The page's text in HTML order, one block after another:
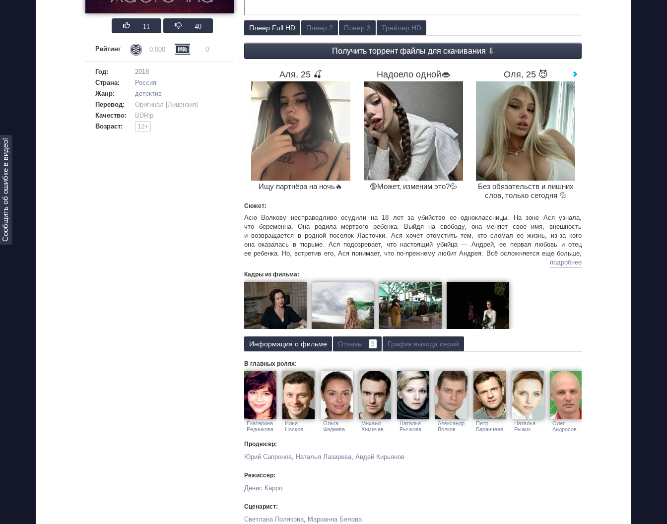
Сообщить об ошибке в видео!
11 40
Рейтинг 0.000 0
Год:
2018
Страна:
Россия
Жанр:
детектив
Перевод:
Оригинал [Лицензия]
Качество:
BDRip
Возраст:
12+
Плеер Full HD Плеер 2 Плеер 3 Трейлер HD
Аля, 25 🍒
Ищу партнёра на ночь🔥
Надоело одной👄
🔞Может, изменим это?💦
Оля, 25 😈
Без обязательств и лишних
слов, только сегодня 💦
Сюжет:
Асю Волкову несправедливо осудили на 18 лет за убийство ее одноклассницы. На зоне Ася узнала,
что беременна. Она родила мертвого ребенка. Выйдя на свободу, она меняет свое имя, внешность
и возвращается в родной поселок Ласточки. Ася хочет отомстить тем, кто сломал ее жизнь, из-за кого
она оказалась в тюрьме. Ася подозревает, что настоящий убийца — Андрей, ее первая любовь и отец
ее ребенка. Но, встретив его, Ася понимает, что по-прежнему любит Андрея. Всё осложняется еще больше,
подробнее
Кадры из фильма:
Информация о фильме Отзывы 3 График выхода серий
В главных ролях:
Екатерина
Редникова
Илья
Носков
Ольга
Фадеева
Михаил
Химичев
Наталья
Рычкова
Александр
Волков
Петр
Баранчеев
Наталья
Рыжих
Олег
Андросов
Продюсер:
Юрий Сапронов, Наталья Лазарева, Авдей Кирьянов
Режиссер:
Денис Карро
Сценарист:
Светлана Полякова, Марианна Белова